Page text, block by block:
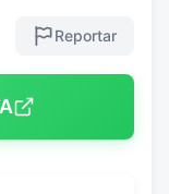
Reportar